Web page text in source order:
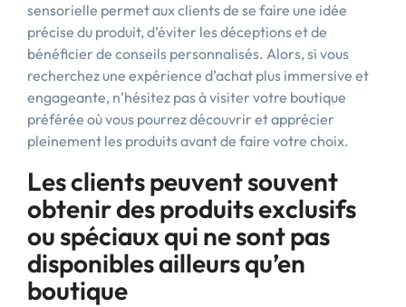
sensorielle permet aux clients de se faire une idée
précise du produit, d’éviter les déceptions et de
bénéficier de conseils personnalisés. Alors, si vous
recherchez une expérience d’achat plus immersive et
engageante, n’hésitez pas à visiter votre boutique
préférée où vous pourrez découvrir et apprécier
pleinement les produits avant de faire votre choix.
Les clients peuvent souvent
obtenir des produits exclusifs
ou spéciaux qui ne sont pas
disponibles ailleurs qu’en
boutique